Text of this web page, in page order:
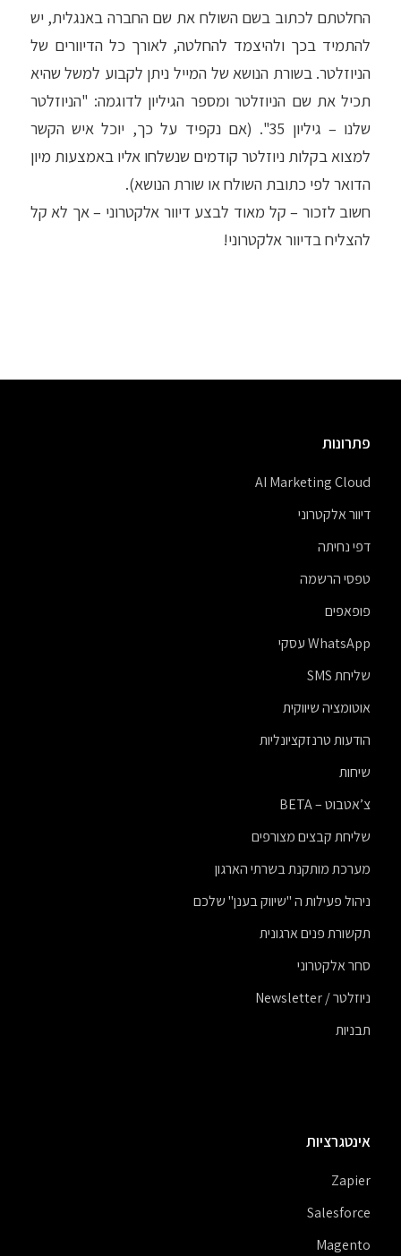
החלטתם לכתוב בשם השולח את שם החברה באנגלית, יש
להתמיד בכך ולהיצמד להחלטה, לאורך כל הדיוורים של
הניוזלטר. בשורת הנושא של המייל ניתן לקבוע למשל שהיא
תכיל את שם הניוזלטר ומספר הגיליון לדוגמה: "הניוזלטר
שלנו – גיליון 35". (אם נקפיד על כך, יוכל איש הקשר
למצוא בקלות ניוזלטר קודמים שנשלחו אליו באמצעות מיון
הדואר לפי כתובת השולח או שורת הנושא).
חשוב לזכור – קל מאוד לבצע דיוור אלקטרוני – אך לא קל
להצליח בדיוור אלקטרוני!
פתרונות
AI Marketing Cloud
דיוור אלקטרוני
דפי נחיתה
טפסי הרשמה
פופאפים
WhatsApp עסקי
שליחת SMS
אוטומציה שיווקית
הודעות טרנזקציונליות
שיחות
צ’אטבוט – BETA
שליחת קבצים מצורפים
מערכת מותקנת בשרתי הארגון
ניהול פעילות ה "שיווק בענן" שלכם
תקשורת פנים ארגונית
סחר אלקטרוני
ניוזלטר / Newsletter
תבניות
אינטגרציות
Zapier
Salesforce
Magento